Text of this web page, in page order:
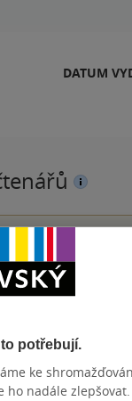
DATUM
potřebují.
ke
nadále zlepšovat.